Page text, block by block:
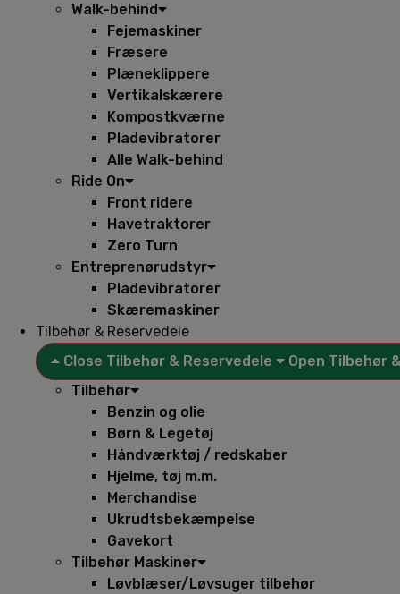
Walk-behind
Fejemaskiner
Fræsere
Plæneklippere
Vertikalskærere
Kompostkværne
Pladevibratorer
Alle Walk-behind
Ride On
Front ridere
Havetraktorer
Zero Turn
Entreprenørudstyr
Pladevibratorer
Skæremaskiner
Tilbehør & Reservedele
Close Tilbehør & Reservedele
Open Tilbehør
Tilbehør
Benzin og olie
Børn & Legetøj
Håndværktøj / redskaber
Hjelme, tøj m.m.
Merchandise
Ukrudtsbekæmpelse
Gavekort
Tilbehør Maskiner
Løvblæser/Løvsuger tilbehør